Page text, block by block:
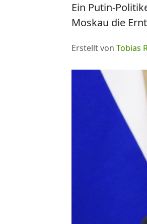
Ein Putin-
Moskau die
Erstellt von Tobias